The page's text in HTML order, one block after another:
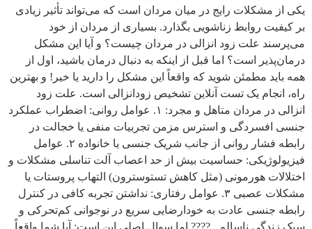
یکی از مشکلات رایج در میان مردان است که می‌تواند تأثیر زیادی
بر کیفیت روابط زناشویی بگذارد. بسیاری از مردان از خود
می‌پرسند علت زود انزالی در مردان چیست؟ و آیا این مشکل
درمان‌پذیر است؟ اما قبل از اینکه به دنبال درمان باشید، اول از
همه باید مطمئن شوید که واقعاً این مشکل را دارید یا خیر! و بهترین
راه، انجام یک تست آنلاین تشخیص زودانزالی است. علت زود
انزالی در مردان متاهل و مجرد: ۱. عوامل روانی: اضطراب عملکرد
جنسی افسردگی و استرس مزمن تجربیات منفی یا خجالت در
رابطه فشار روانی از جانب شریک جنسی یا خانواده ۲. عوامل
فیزیولوژیکی: حساسیت بیش از حد اعصاب آلت تناسلی مشکلات و
اختلالات هورمونی (مثل کاهش تستوسترون) التهاب پروستات یا
مشکلات عصبی ۳. عوامل رفتاری: نداشتن تجربه کافی در کنترل
رابطه جنسی عادت به خودارضایی سریع در نوجوانی کم‌تحرکی و
سبک زندگی ناسالم ???? اما سوال اصلی این است: آیا شما واقعاً